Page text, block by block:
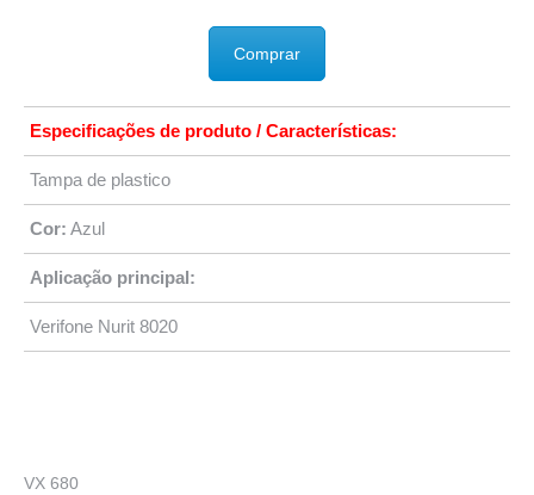
Comprar
Especificações de produto / Características:
Tampa de plastico
Cor: Azul
Aplicação principal:
Verifone Nurit 8020
VX 680